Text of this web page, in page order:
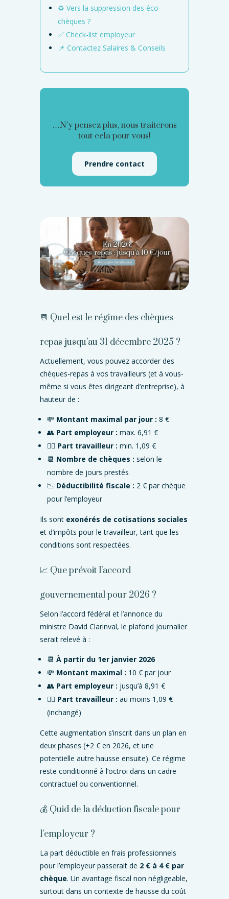
♻️ Vers la suppression des éco-
chèques ?
✅ Check-list employeur
📌 Contactez Salaires & Conseils
…N’y pensez plus, nous traiterons
tout cela pour vous!
Prendre contact
📆 Quel est le régime des chèques-
repas jusqu’au 31 décembre 2025 ?
Actuellement, vous pouvez accorder des
chèques-repas à vos travailleurs (et à vous-
même si vous êtes dirigeant d’entreprise), à
hauteur de :
💸 Montant maximal par jour : 8 €
👥 Part employeur : max. 6,91 €
🙋‍♀️ Part travailleur : min. 1,09 €
📆 Nombre de chèques : selon le
nombre de jours prestés
📉 Déductibilité fiscale : 2 € par chèque
pour l’employeur
Ils sont exonérés de cotisations sociales
et d’impôts pour le travailleur, tant que les
conditions sont respectées.
📈 Que prévoit l’accord
gouvernemental pour 2026 ?
Selon l’accord fédéral et l’annonce du
ministre David Clarinval, le plafond journalier
serait relevé à :
📆À partir du 1er janvier 2026
💸 Montant maximal : 10 € par jour
👥 Part employeur : jusqu’à 8,91 €
🙋‍♀️ Part travailleur : au moins 1,09 €
(inchangé)
Cette augmentation s’inscrit dans un plan en
deux phases (+2 € en 2026, et une
potentielle autre hausse ensuite). Ce régime
reste conditionné à l’octroi dans un cadre
contractuel ou conventionnel.
💰 Quid de la déduction fiscale pour
l’employeur ?
La part déductible en frais professionnels
pour l’employeur passerait de 2 € à 4 € par
chèque. Un avantage fiscal non négligeable,
surtout dans un contexte de hausse du coût